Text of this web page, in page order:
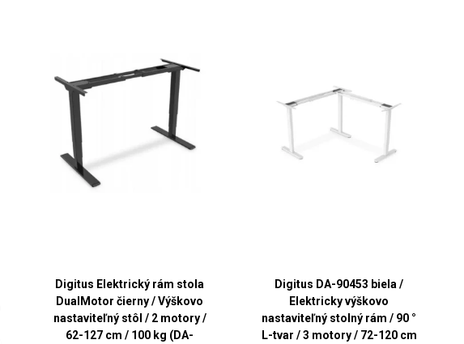
Digitus Elektrický rám stola
DualMotor čierny / Výškovo
nastaviteľný stôl / 2 motory /
62-127 cm / 100 kg (DA-
Digitus DA-90453 biela /
Elektricky výškovo
nastaviteľný stolný rám / 90 °
L-tvar / 3 motory / 72-120 cm